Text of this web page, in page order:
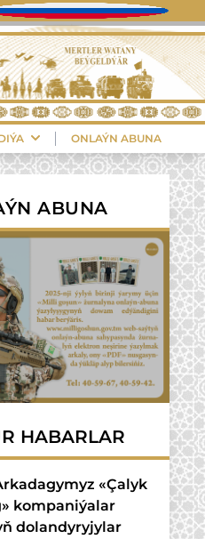
ONLAÝN ABUNA
ABUNA
HABARLAR
«Çalyk
kompaniýalar
dolandyryjylar